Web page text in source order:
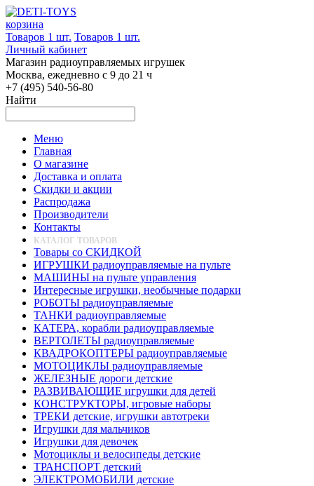
корзина
Товаров 1 шт. Товаров 1 шт.
Личный кабинет
Магазин радиоуправляемых игрушек
Москва, ежедневно с 9 до 21 ч
+7 (495) 540-56-80
Найти
Меню
Главная
О магазине
Доставка и оплата
Скидки и акции
Распродажа
Производители
Контакты
КАТАЛОГ ТОВАРОВ
Товары со СКИДКОЙ
ИГРУШКИ радиоуправляемые на пульте
МАШИНЫ на пульте управления
Интересные игрушки, необычные подарки
РОБОТЫ радиоуправляемые
ТАНКИ радиоуправляемые
КАТЕРА, корабли радиоуправляемые
ВЕРТОЛЕТЫ радиоуправляемые
КВАДРОКОПТЕРЫ радиоуправляемые
МОТОЦИКЛЫ радиоуправляемые
ЖЕЛЕЗНЫЕ дороги детские
РАЗВИВАЮЩИЕ игрушки для детей
КОНСТРУКТОРЫ, игровые наборы
ТРЕКИ детские, игрушки автотреки
Игрушки для мальчиков
Игрушки для девочек
Мотоциклы и велосипеды детские
ТРАНСПОРТ детский
ЭЛЕКТРОМОБИЛИ детские